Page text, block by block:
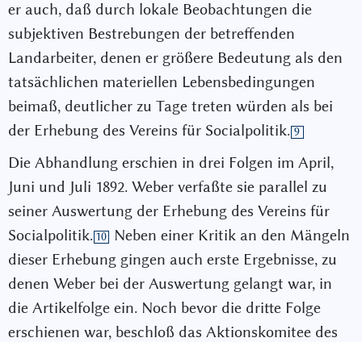
er auch, daß durch lokale Beobachtungen die
subjektiven Bestrebungen der betreffenden
Landarbeiter, denen er größere Bedeutung als den
tatsächlichen materiellen Lebensbedingungen
beimaß, deutlicher zu Tage treten würden als bei
der Erhebung des Vereins für Socialpolitik. 9
Die Abhandlung erschien in drei Folgen im April,
Juni und Juli 1892. Weber verfaßte sie parallel zu
seiner Auswertung der Erhebung des Vereins für
Socialpolitik. 10
Neben einer Kritik an den Mängeln
dieser Erhebung gingen auch erste Ergebnisse, zu
denen Weber bei der Auswertung gelangt war, in
die Artikelfolge ein. Noch bevor die dritte Folge
erschienen war, beschloß das Aktionskomitee des